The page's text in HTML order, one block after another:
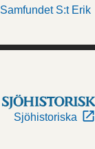
Samfundet S:t Erik
Sjöhistoriska